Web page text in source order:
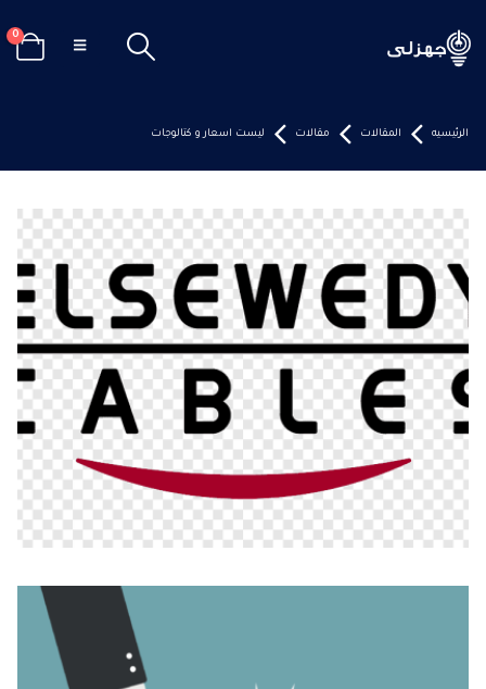
0
الرئيسيه المقالات مقالات ليست اسعار و كتالوجات